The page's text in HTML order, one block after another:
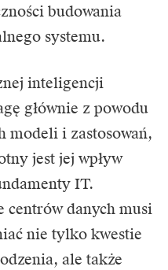
budowania
systemu.
inteligencji
głównie z powodu
modeli i zastosowań,
jest jej wpływ
IT.
centrów danych musi
nie tylko kwestie
ale także